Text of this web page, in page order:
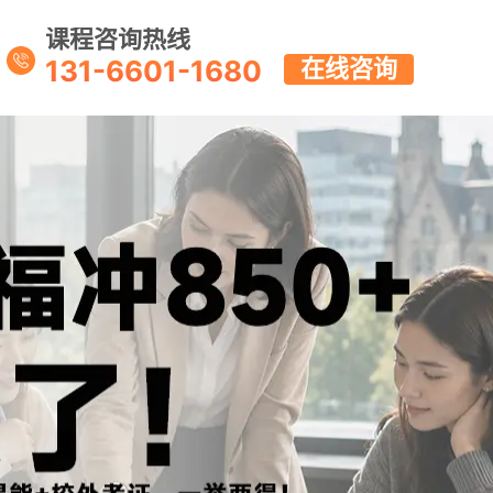
课程咨询热线
131-6601-1680 在线咨询